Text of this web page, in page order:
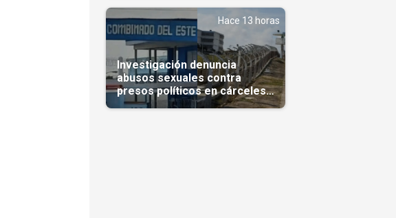
Hace 13 horas
Investigación denuncia
abusos sexuales contra
presos políticos en cárceles
cubanas